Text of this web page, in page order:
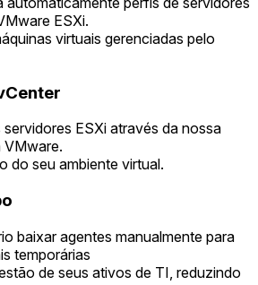
ESXi.
virtuais gerenciadas pelo
ESXi através da nossa
do seu ambiente virtual.
baixar agentes manualmente para
temporárias
de seus ativos de TI, reduzindo